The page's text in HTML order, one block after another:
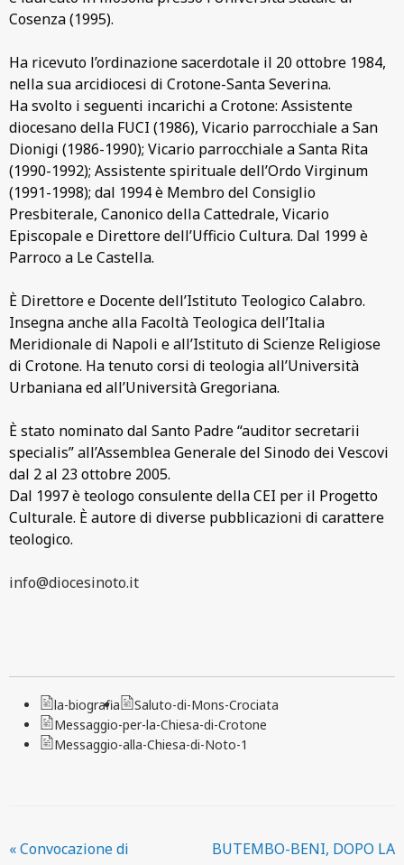
Cosenza (1995).
Ha ricevuto l’ordinazione sacerdotale il 20 ottobre 1984,
nella sua arcidiocesi di Crotone-Santa Severina.
Ha svolto i seguenti incarichi a Crotone: Assistente
diocesano della FUCI (1986), Vicario parrocchiale a San
Dionigi (1986-1990); Vicario parrocchiale a Santa Rita
(1990-1992); Assistente spirituale dell’Ordo Virginum
(1991-1998); dal 1994 è Membro del Consiglio
Presbiterale, Canonico della Cattedrale, Vicario
Episcopale e Direttore dell’Ufficio Cultura. Dal 1999 è
Parroco a Le Castella.
È Direttore e Docente dell’Istituto Teologico Calabro.
Insegna anche alla Facoltà Teologica dell’Italia
Meridionale di Napoli e all’Istituto di Scienze Religiose
di Crotone. Ha tenuto corsi di teologia all’Università
Urbaniana ed all’Università Gregoriana.
È stato nominato dal Santo Padre “auditor secretarii
specialis” all’Assemblea Generale del Sinodo dei Vescovi
dal 2 al 23 ottobre 2005.
Dal 1997 è teologo consulente della CEI per il Progetto
Culturale. È autore di diverse pubblicazioni di carattere
teologico.
info@diocesinoto.it
la-biografia
Saluto-di-Mons-Crociata
Messaggio-per-la-Chiesa-di-Crotone
Messaggio-alla-Chiesa-di-Noto-1
«Convocazione di
BUTEMBO-BENI, DOPO LA